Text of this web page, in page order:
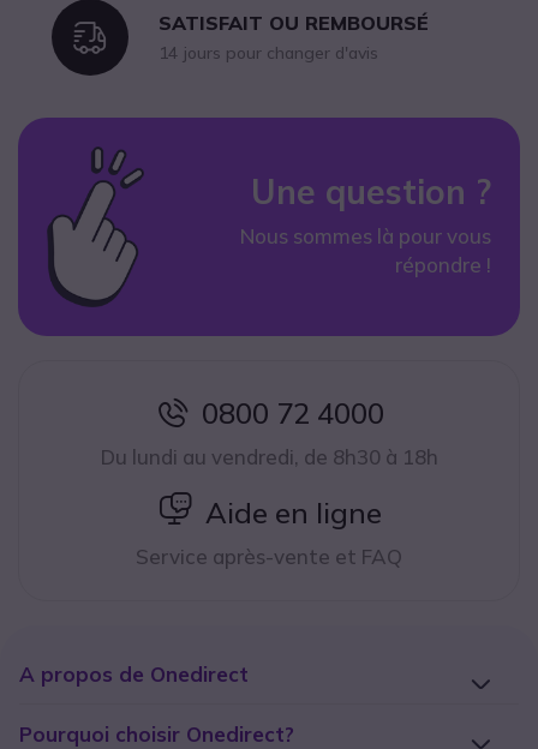
IconSATISFAIT OU REMBOURSÉ
14 jours pour changer d'avis
Une question ?
Nous sommes là pour vous
répondre !
icon
0800 72 4000
Du lundi au vendredi, de 8h30 à 18h
icon
Aide en ligne
Service après-vente et FAQ
A propos de Onedirect
Pourquoi choisir Onedirect?